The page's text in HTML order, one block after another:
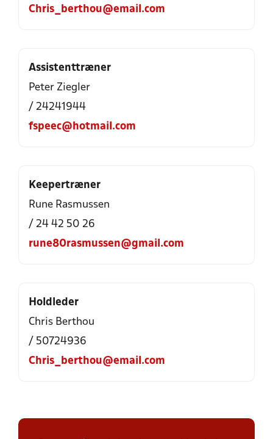
Chris_berthou@email.com
Assistenttræner
Peter Ziegler
/ 24241944
fspeec@hotmail.com
Keepertræner
Rune Rasmussen
/ 24 42 50 26
rune80rasmussen@gmail.com
Holdleder
Chris Berthou
/ 50724936
Chris_berthou@email.com